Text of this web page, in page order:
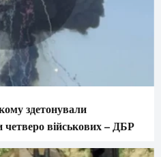
здетонували
військових – ДБР